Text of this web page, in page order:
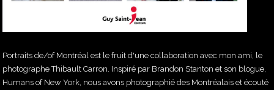
Portraits de/of Montréal est le fruit d'une collaboration avec mon ami, le
photographe Thibault Carron. Inspiré par Brandon Stanton et son blogue,
Humans of New York, nous avons photographié des Montréalais et écouté